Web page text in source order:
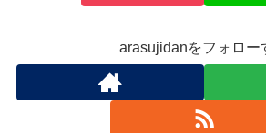
arasujidanをフォロー